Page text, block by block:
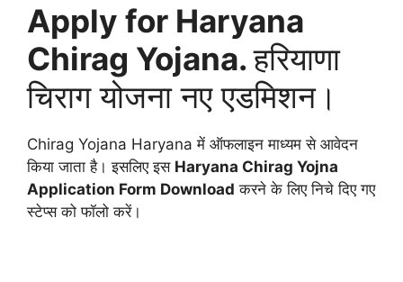
Apply for Haryana
Chirag Yojana.हरियाणा
चिराग योजना नए एडमिशन।
Chirag Yojana Haryana में ऑफलाइन माध्यम से आवेदन
किया जाता है। इसलिए इस Haryana Chirag Yojna
Application Form Download करने के लिए निचे दिए गए
स्टेप्स को फॉलो करें।